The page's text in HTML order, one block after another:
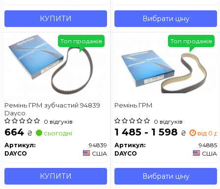
КУПИТИ Вибрати ціну
Ремінь ГРМ зубчастий 94839
Dayco
0 відгуків
664 ₴ сьогодні
Артикул:
94839
DAYCO
США
КУПИТИ
Топ продажів
Ремінь ГРМ
0 відгуків
1 485 - 1 598 ₴ від 0
Артикул:
94885
DAYCO
США
Вибрати ціну
Топ продажів